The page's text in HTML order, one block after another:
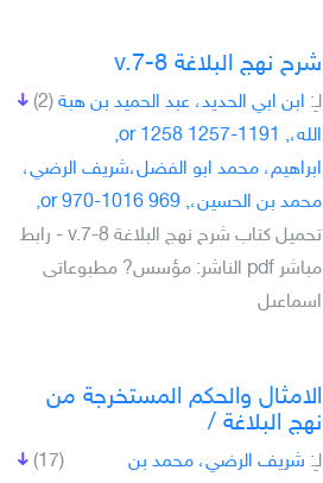
شرح نهج البلاغة v.7-8
(2) لـِ: ابن ابي الحديد، عبد الحميد بن هبة
الله،, 1191-1257 or 1258,
ابراهيم، محمد ابو الفضل،شريف الرضي،
محمد بن الحسين،, 969 or 970-1016,
تحميل كتاب شرح نهج البلاغة v.7-8 - رابط
مباشر pdf الناشر: مؤسس? مطبوعاتى
اسماعىل
الامثال والحكم المستخرجة من
نهج البلاغة /‎
(17) لـِ: شريف الرضي، محمد بن